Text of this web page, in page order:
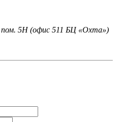
5Н (офис 511 БЦ «Охта»)